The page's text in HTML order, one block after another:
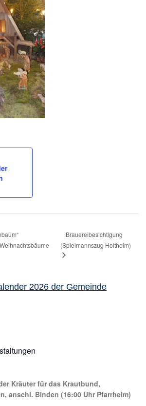
Brauereibesichtigung
(Spielmannszug Holtheim)
2026 der Gemeinde
Kräuter für das Krautbund,
anschl. Binden (16:00 Uhr Pfarrheim)